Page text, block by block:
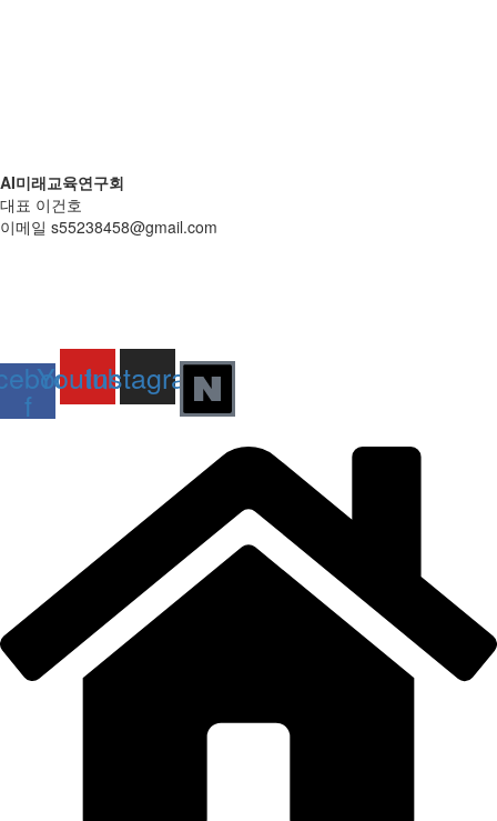
AI미래교육연구회
대표 이건호
이메일 s55238458@gmail.com
f
YoutubeInstagram